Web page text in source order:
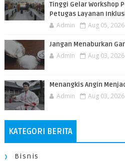
Tinggi Gelar Workshop
Petugas Layanan
Admin Aug 05, 2026
Jangan Menaburkan
Admin Aug 03, 2026
Menangkis Angin
Admin Aug 03, 2026
KATEGORI BERITA
Bisnis